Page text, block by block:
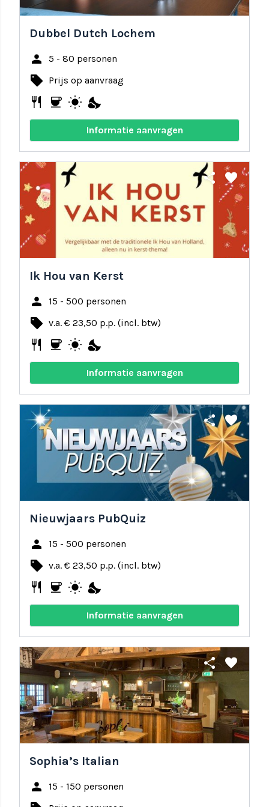
Dubbel Dutch Lochem
person 5 - 80 personen
local_offer Prijs op aanvraag
restaurant coffee wb_sunny nights_stay
Informatie aanvragen
share favorite
Ik Hou van Kerst
person 15 - 500 personen
local_offer v.a. € 23,50 p.p. (incl. btw)
restaurant coffee wb_sunny nights_stay
Informatie aanvragen
share favorite
Nieuwjaars PubQuiz
person 15 - 500 personen
local_offer v.a. € 23,50 p.p. (incl. btw)
restaurant coffee wb_sunny nights_stay
Informatie aanvragen
share favorite
Sophia’s Italian
person 15 - 150 personen